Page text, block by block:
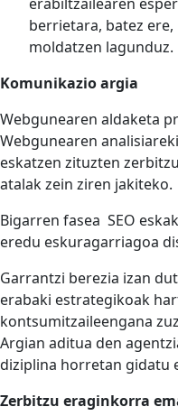
berrietara, batez
moldatzen lagunduz.
Komunikazio argia
Webgunearen aldaketa
Webgunearen
eskatzen zituzten
atalak zein ziren jakiteko.
Bigarren fasea SEO
eredu eskuragarriagoa
Garrantzi berezia izan
erabaki estrategikoak
kontsumitzaileengana
Argian aditua den
diziplina horretan gidatu
Zerbitzu eraginkorra